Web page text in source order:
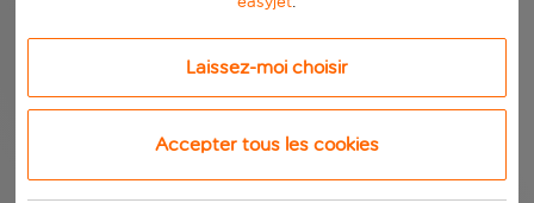
Laissez-moi choisir
Accepter tous les cookies